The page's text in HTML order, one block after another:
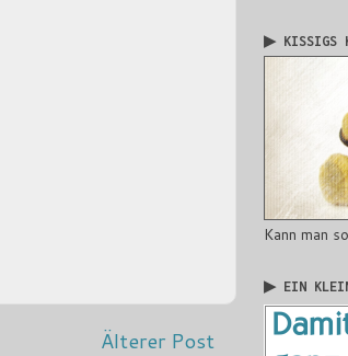
Älterer Post
▶ KISSIGS
Kann man
▶ EIN